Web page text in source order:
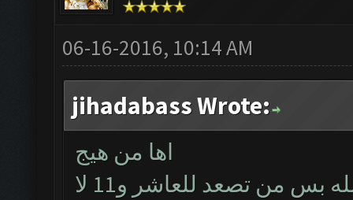
06-16-2016, 10:14 AM
jihadabass Wrote:
اها من هيج
خويه التاسع بي موارد كرف خير من الله بس من تصعد للعاشر و11 لا